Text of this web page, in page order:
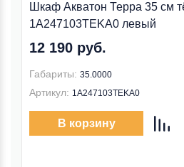
Шкаф Акватон Терра 35 см
1A247103TEKA0 левый
12 190 руб.
Габариты: 35.0000
Артикул: 1A247103TEKA0
В корзину